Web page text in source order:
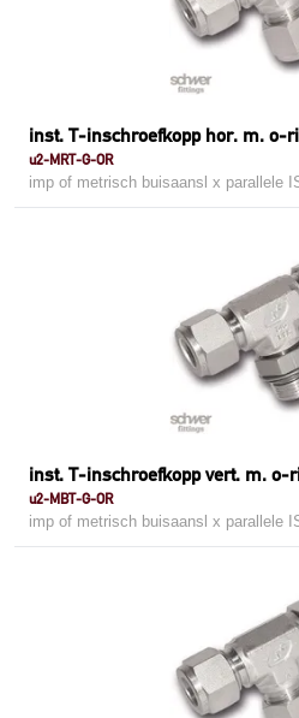
inst. T-inschroefkopp hor. m. o-
u2-MRT-G-OR
imp of metrisch buisaansl x parallele
inst. T-inschroefkopp vert. m. o-
u2-MBT-G-OR
imp of metrisch buisaansl x parallele